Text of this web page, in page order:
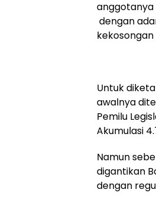
anggotanya
dengan
Untuk
awalnya
Pemilu
Akumulasi
Namun
digantikan
dengan